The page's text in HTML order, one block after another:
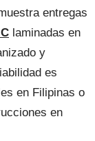
entregas
laminadas en
y
es
en Filipinas o
en